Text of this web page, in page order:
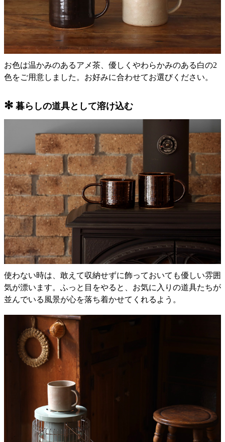
お色は温かみのあるアメ茶、優しくやわらかみのある白の2
色をご用意しました。お好みに合わせてお選びください。
✻ 暮らしの道具として溶け込む
使わない時は、敢えて収納せずに飾っておいても優しい雰囲
気が漂います。ふっと目をやると、お気に入りの道具たちが
並んでいる風景が心を落ち着かせてくれるよう。